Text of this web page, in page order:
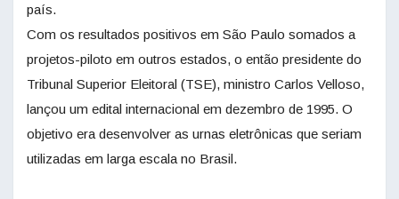
país.
Com os resultados positivos em São Paulo somados a
projetos-piloto em outros estados, o então presidente do
Tribunal Superior Eleitoral (TSE), ministro Carlos Velloso,
lançou um edital internacional em dezembro de 1995. O
objetivo era desenvolver as urnas eletrônicas que seriam
utilizadas em larga escala no Brasil.